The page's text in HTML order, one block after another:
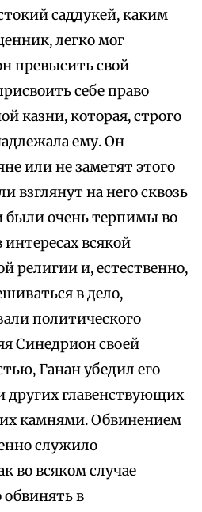
саддукей, каким
легко мог
превысить свой
себе право
казни, которая, строго
ему. Он
или не заметят этого
взглянут на него сквозь
были очень терпимы во
интересах всякой
религии и, естественно,
в дело,
политического
Синедрион своей
Ганан убедил его
других главенствующих
камнями. Обвинением
служило
во всяком случае
обвинять в